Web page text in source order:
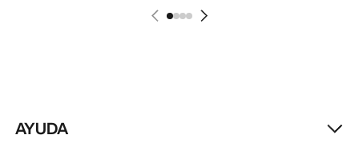
AYUDA